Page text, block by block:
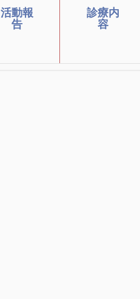
活動報
告
の活動
診療内
容
での診療
内容